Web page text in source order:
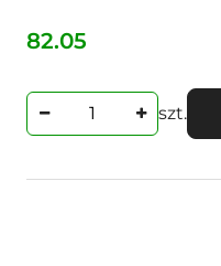
Cena:
82.05
szt.